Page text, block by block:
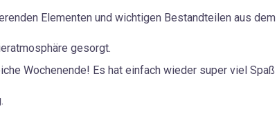
Elementen und wichtigen Bestandteilen aus dem
gesorgt.
Wochenende! Es hat einfach wieder super viel Spaß